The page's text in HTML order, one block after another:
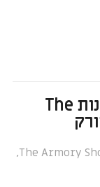
גלריה חזי כהן ביריד האמנות The
גלריה חזי כהן ביריד האמנות The Armory Show,